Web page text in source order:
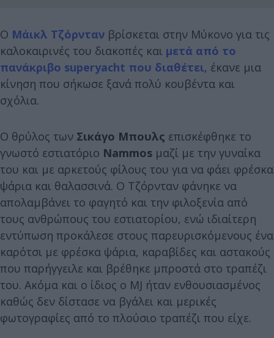
Ο Μάικλ Τζόρνταν βρίσκεται στην Μύκονο για τις
καλοκαιρινές του διακοπές και μετά από το
πανάκριβο superyacht που διαθέτει, έκανε μια
κίνηση που σήκωσε ξανά πολύ κουβέντα και
σχόλια.
Ο θρύλος των Σικάγο Μπουλς επισκέφθηκε το
γνωστό εστιατόριο Nammos μαζί με την γυναίκα
του και με αρκετούς φίλους του για να φάει φρέσκα
ψάρια και θαλασσινά. Ο Τζόρνταν φάνηκε να
απολαμβάνει το φαγητό και την φιλοξενία από
τους ανθρώπους του εστιατορίου, ενώ ιδιαίτερη
εντύπωση προκάλεσε στους παρευρισκόμενους ένα
καρότσι με φρέσκα ψάρια, καραβίδες και αστακούς
που παρήγγειλε και βρέθηκε μπροστά στο τραπέζι
του. Ακόμα και ο ίδιος ο MJ ήταν ενθουσιασμένος
καθώς δεν δίστασε να βγάλει και μερικές
φωτογραφίες από το πλούσιο τραπέζι που είχε.